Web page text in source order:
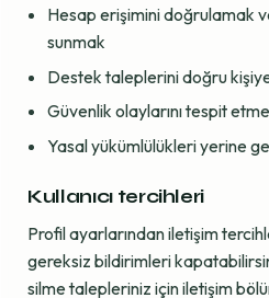
Hesap erişimini doğrulamak
sunmak
Destek taleplerini doğru
Güvenlik olaylarını tespit
Yasal yükümlülükleri yerine
Kullanıcı tercihleri
Profil ayarlarından iletişim
gereksiz bildirimleri
silme talepleriniz için iletişim